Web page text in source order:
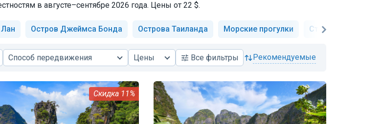
в августе–сентябре 2026 года. Цены от 22 $.
Остров Джеймса Бонда Острова Таиланда Морские прогулки Старый город
Способ передвижения Цены Всефильтры рекомендуемые
11%